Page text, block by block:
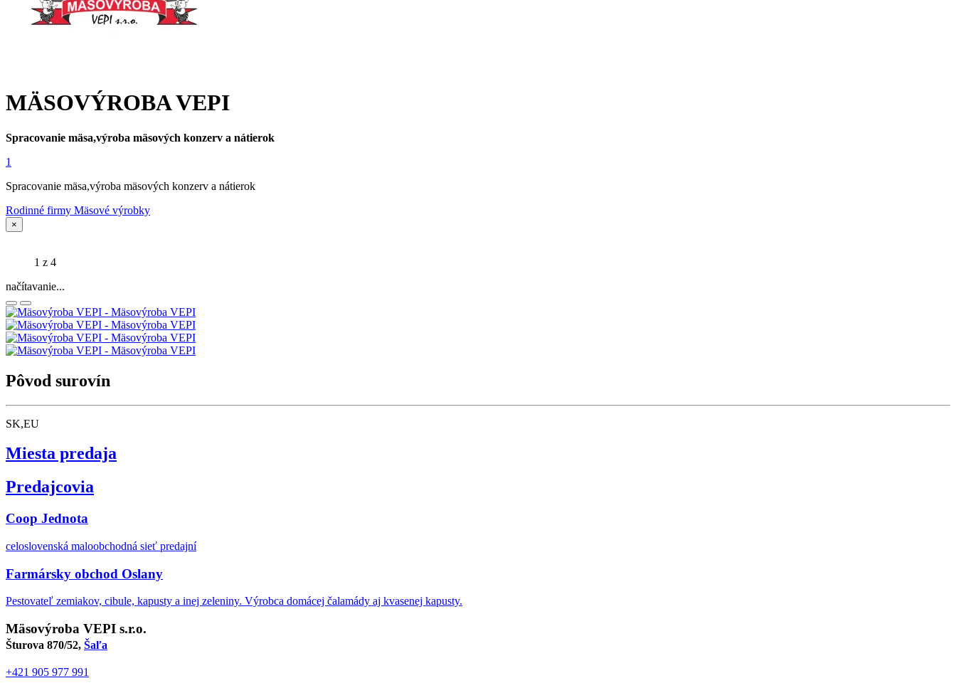
MÄSOVÝROBA VEPI
Spracovanie mäsa,výroba mäsových konzerv a nátierok
1
Spracovanie mäsa,výroba mäsových konzerv a nátierok
Rodinné firmy Mäsové výrobky
×
1 z 4
načítavanie...
Pôvod surovín
SK,EU
Miesta predaja
Predajcovia
Coop Jednota
celoslovenská maloobchodná sieť predajní
Farmársky obchod Oslany
Pestovateľ zemiakov, cibule, kapusty a inej zeleniny. Výrobca domácej čalamády aj kvasenej kapusty.
Mäsovýroba VEPI s.r.o.
Šturova 870/52, Šaľa
+421 905 977 991